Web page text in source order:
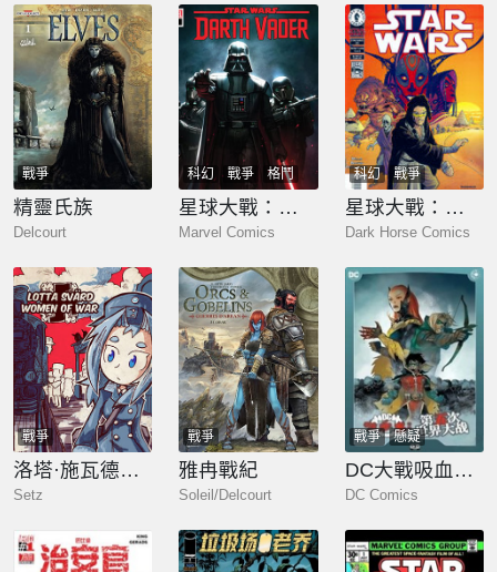
戰爭
精靈氏族
Delcourt
科幻 戰爭 格鬥
星球大戰：達斯·維達
Marvel Comics
科幻 戰爭
星球大戰：共和國
Dark Horse Comics
戰爭
洛塔·施瓦德：戰火中的女性
Setz
戰爭
雅冉戰紀
Soleil/Delcourt
戰爭 懸疑
DC大戰吸血鬼：第五次世界大戰
DC Comics